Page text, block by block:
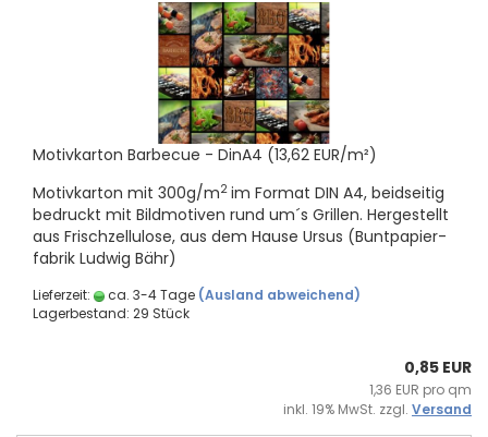
Mo­tiv­kar­ton Bar­be­cue - DinA4 (13,62 EUR/m²)
Mo­tiv­kar­ton mit 300g/m2 im For­mat DIN A4, beid­sei­tig
be­druckt mit Bild­mo­ti­ven rund um´s Gril­len. Her­ge­stellt
aus Frisch­zel­lu­lo­se, aus dem Hause Ursus (Bunt­pa­pier­
fa­brik Lud­wig Bähr)
Lieferzeit: ca. 3-4 Tage (Ausland abweichend)
Lagerbestand: 29 Stück
0,85 EUR
1,36 EUR pro qm
inkl. 19% MwSt. zzgl. Versand